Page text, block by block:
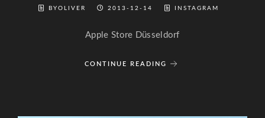
BYOLIVER 2013-12-14 INSTAGRAM
Apple Store Düsseldorf
CONTINUE READING